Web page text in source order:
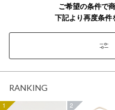
ご希望の条件で
下記より再度条件
RANKING
1 2